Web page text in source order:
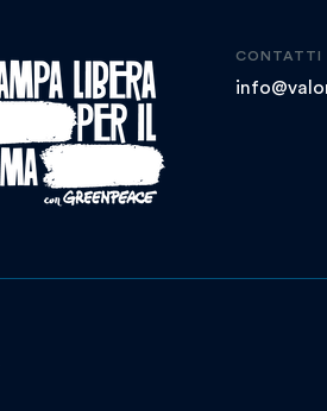
CONTATTI